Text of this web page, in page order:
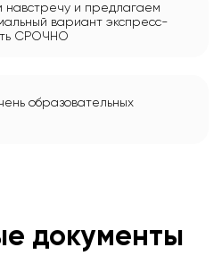
навстречу и предлагаем
вариант экспресс-
СРОЧНО
образовательных
документы